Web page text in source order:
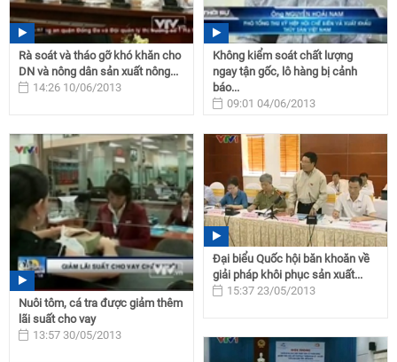
Rà soát và tháo gỡ khó khăn cho
DN và nông dân sản xuất nông...
14:26 10/06/2013
Không kiểm soát chất lượng
ngay tận gốc, lô hàng bị cảnh
báo...
09:01 04/06/2013
Nuôi tôm, cá tra được giảm thêm
lãi suất cho vay
13:57 30/05/2013
Đại biểu Quốc hội băn khoăn về
giải pháp khôi phục sản xuất...
15:37 23/05/2013